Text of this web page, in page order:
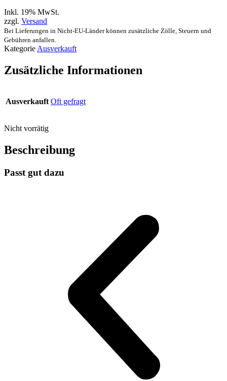
Inkl. 19% MwSt.
zzgl. Versand
Bei Lieferungen in Nicht-EU-Länder können zusätzliche Zölle, Steuern und
Gebühren anfallen.
Kategorie Ausverkauft
Zusätzliche Informationen
Ausverkauft Oft gefragt
Nicht vorrätig
Beschreibung
Passt gut dazu